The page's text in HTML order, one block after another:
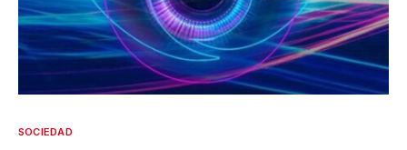
SOCIEDAD